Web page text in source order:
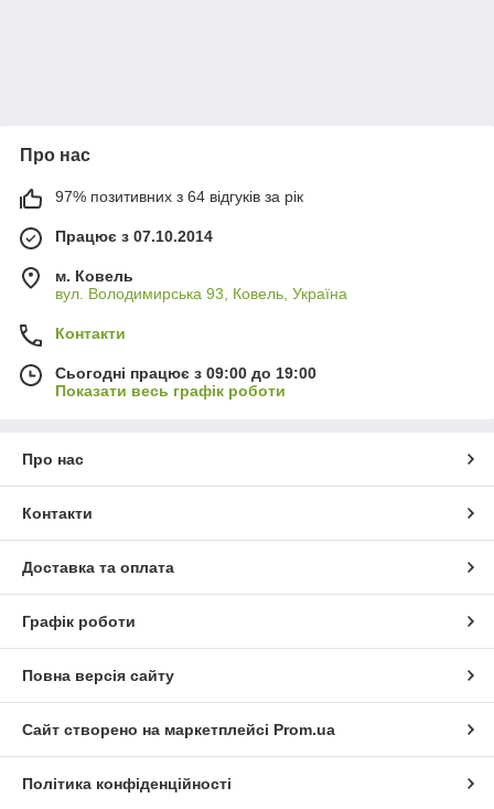
Про нас
97% позитивних з 64 відгуків за рік
Працює з 07.10.2014
м. Ковель
вул. Володимирська 93, Ковель, Україна
Контакти
Сьогодні працює з 09:00 до 19:00
Показати весь графік роботи
Про нас
Контакти
Доставка та оплата
Графік роботи
Повна версія сайту
Сайт створено на маркетплейсі Prom.ua
Політика конфіденційності